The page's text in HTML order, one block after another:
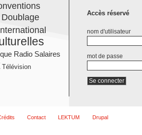
Doublage
Radio Salaires
Télévision
Accès réservé
nom d'utilisateur
mot de passe
Contact LEKTUM Drupal